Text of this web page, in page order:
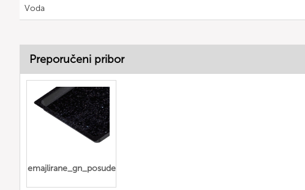
Voda
Preporučeni pribor
emajlirane_gn_posude